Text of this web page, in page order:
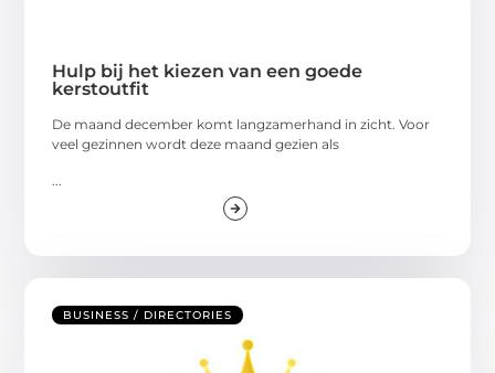
Hulp bij het kiezen van een goede
kerstoutfit
De maand december komt langzamerhand in zicht. Voor
veel gezinnen wordt deze maand gezien als
BUSINESS / DIRECTORIES